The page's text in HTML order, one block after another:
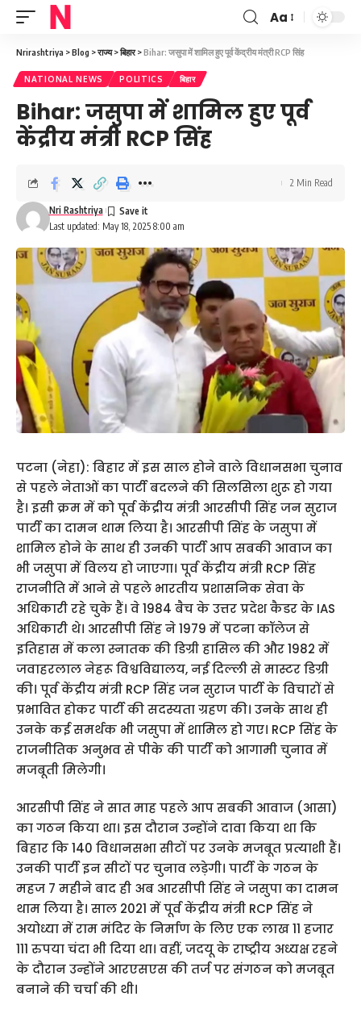
Font
Resizer
Aa
Nrirashtriya >Blog >राज्य>बिहार>Bihar: जसुपा में शामिल हुए पूर्व केंद्रीय मंत्री RCP सिंह
NATIONAL NEWS POLITICS बिहार
Bihar: जसुपा में शामिल हुए पूर्व
केंद्रीय मंत्री RCP सिंह
Last updated: May 18, 2025 8:00 am
Nri Rashtriya
2 Min Read
पटना (नेहा): बिहार में इस साल होने वाले विधानसभा चुनाव
से पहले नेताओं का पार्टी बदलने की सिलसिला शुरू हो गया
है। इसी क्रम में को पूर्व केंद्रीय मंत्री आरसीपी सिंह जन सुराज
पार्टी का दामन थाम लिया है। आरसीपी सिंह के जसुपा में
शामिल होने के साथ ही उनकी पार्टी आप सबकी आवाज का
भी जसुपा में विलय हो जाएगा। पूर्व केंद्रीय मंत्री RCP सिंह
राजनीति में आने से पहले भारतीय प्रशासनिक सेवा के
अधिकारी रहे चुके हैं। वे 1984 बैच के उत्तर प्रदेश कैडर के IAS
अधिकारी थे। आरसीपी सिंह ने 1979 में पटना कॉलेज से
इतिहास में कला स्नातक की डिग्री हासिल की और 1982 में
जवाहरलाल नेहरू विश्वविद्यालय, नई दिल्ली से मास्टर डिग्री
की। पूर्व केंद्रीय मंत्री RCP सिंह जन सुराज पार्टी के विचारों से
प्रभावित होकर पार्टी की सदस्यता ग्रहण की। उनके साथ ही
उनके कई समर्थक भी जसुपा में शामिल हो गए। RCP सिंह के
राजनीतिक अनुभव से पीके की पार्टी को आगामी चुनाव में
मजबूती मिलेगी।
आरसीपी सिंह ने सात माह पहले आप सबकी आवाज (आसा)
का गठन किया था। इस दौरान उन्होंने दावा किया था कि
बिहार कि 140 विधानसभा सीटों पर उनके मजबूत प्रत्याशी हैं।
उनकी पार्टी इन सीटों पर चुनाव लड़ेगी। पार्टी के गठन के
महज 7 महीने बाद ही अब आरसीपी सिंह ने जसुपा का दामन
थाम लिया है। साल 2021 में पूर्व केंद्रीय मंत्री RCP सिंह ने
अयोध्या में राम मंदिर के निर्माण के लिए एक लाख 11 हजार
111 रुपया चंदा भी दिया था। वहीं, जदयू के राष्ट्रीय अध्यक्ष रहने
के दौरान उन्होंने आरएसएस की तर्ज पर संगठन को मजबूत
बनाने की चर्चा की थी।